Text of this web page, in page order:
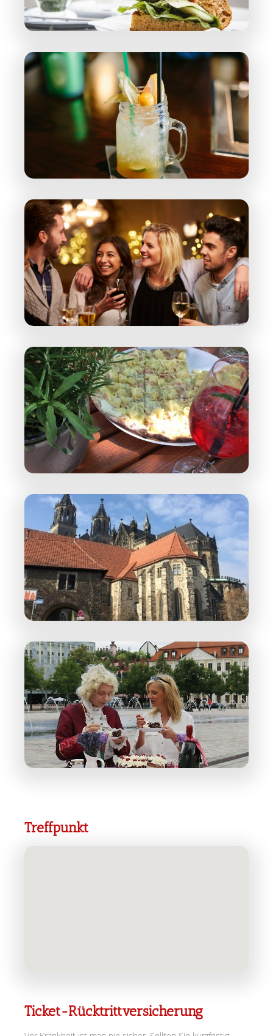
Treffpunkt
Ticket-Rücktrittversicherung